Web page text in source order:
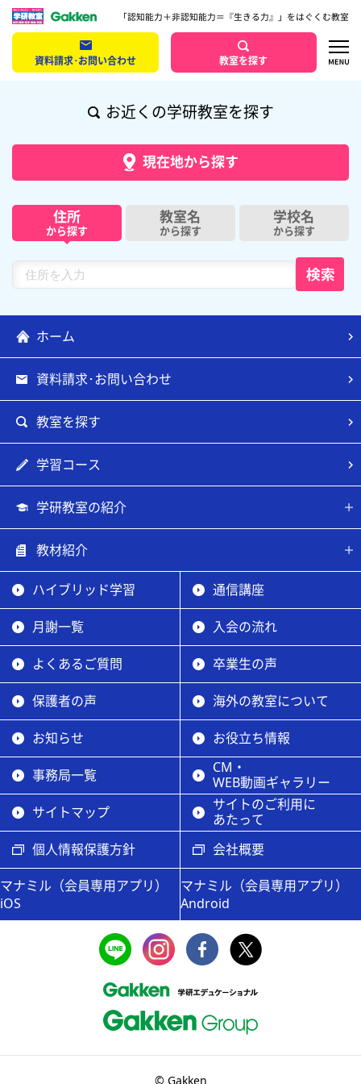
「認知能力＋非認知能力＝『生きる力』」をはぐくむ教室
資料請求･お問い合わせ 教室を探す
お近くの学研教室を探す
現在地から探す
住所
から探す
教室名
から探す
学校名
から探す
ホーム
資料請求･お問い合わせ
教室を探す
学習コース
学研教室の紹介
教材紹介
ハイブリッド学習 通信講座
月謝一覧 入会の流れ
よくあるご質問 卒業生の声
保護者の声 海外の教室について
お知らせ お役立ち情報
事務局一覧
CM・
WEB動画ギャラリー
サイトマップ
サイトのご利用に
あたって
個人情報保護方針
会社概要
マナミル（会員専用アプリ）
iOS
マナミル（会員専用アプリ）
Android
© Gakken